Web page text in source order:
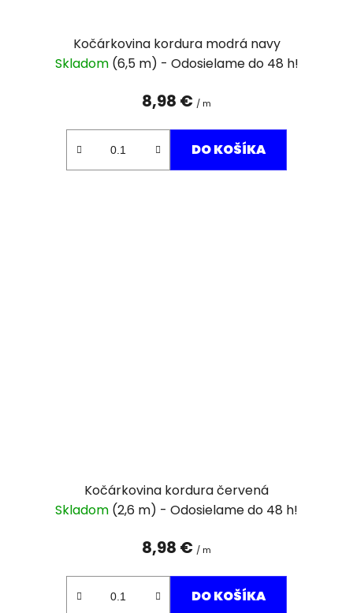
Kočárkovina kordura modrá navy
Skladom (6,5 m)
8,98 € / m
DO KOŠÍKA
Kočárkovina kordura červená
Skladom (2,6 m)
8,98 € / m
DO KOŠÍKA